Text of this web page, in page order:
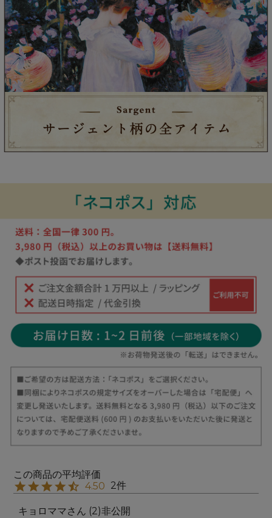
4.50 2
キョロママ 2 非公開